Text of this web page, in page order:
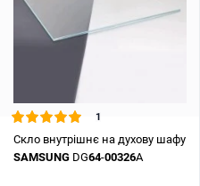
1
Скло внутрішнє на духову шафу
SAMSUNG DG64-00326A